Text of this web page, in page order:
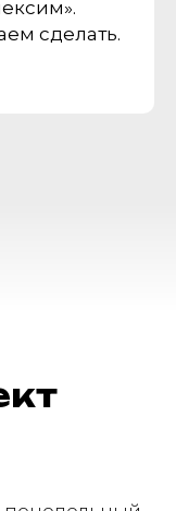
сделать.